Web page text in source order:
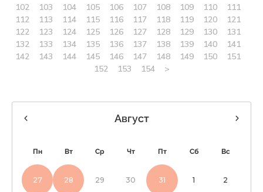
102
103 104 105 106 107 108 109 110
111
112
113 114 115 116 117 118 119 120
121
122
123 124 125 126 127 128 129 130
131
132
133 134 135 136 137 138 139 140
141
142
143 144 145 146 147 148 149 150
151
152
153 154 >
Август
Пн Вт Ср Чт Пт Сб Вс
27 28 29 30 31 1 2